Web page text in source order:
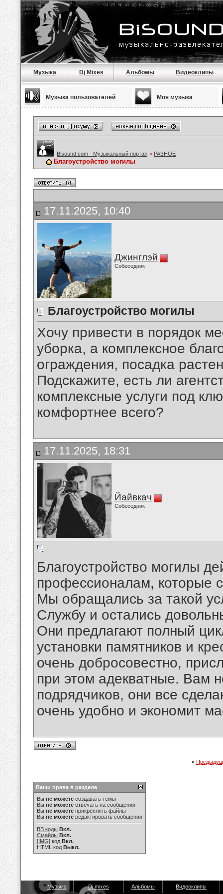
Музыка Dj Mixes Альбомы Видеоклипы
Музыка пользователей Моя музыка
Bisound.com - Музыкальный портал > РАЗНОЕ
Благоустройство могилы
17.11.2025, 10:40
Джинглэй
Собеседник
Благоустройство могилы
Хочу привести в порядок
уборка, а комплексное
ограждения, посадка
Подскажите, есть ли
комплексные услуги под
комфортнее всего?
17.11.2025, 18:31
Йайвкач
Собеседник
Благоустройство могилы
профессионалам, которые
Мы обращались за такой
Службу и остались
Они предлагают полный
установки памятников и
очень добросовестно,
при этом адекватные. Вам
подрядчиков, они все
очень удобно и экономит
«
Ваши права в разделе
Вы не можете создавать темы
Вы не можете отвечать на сообщения
Вы не можете прикреплять файлы
Вы не можете редактировать сообщения
BB коды Вкл.
Смайлы Вкл.
[IMG] код Вкл.
HTML код Выкл.
Музыка Dj mixes Альбомы Видеоклипы